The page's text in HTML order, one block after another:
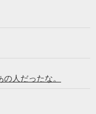
人だったな。